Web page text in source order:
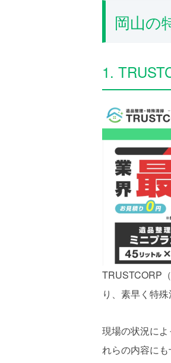
岡山の
1.
TRUSTCORP
り、素早く特殊
現場の状況に
れらの内容にも